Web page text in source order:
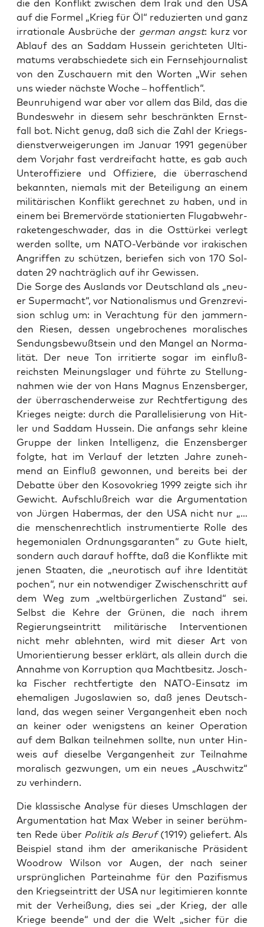
die den Kon­flikt zwi­schen dem Irak und den USA
auf die For­mel „Krieg für Öl“ redu­zier­ten und ganz
irra­tio­na­le Aus­brü­che der ger­man angst: kurz vor
Ablauf des an Sad­dam Hus­sein gerich­te­ten Ulti­
ma­tums ver­ab­schie­de­te sich ein Fern­seh­jour­na­list
von den Zuschau­ern mit den Wor­ten „Wir sehen
uns wie­der nächs­te Woche – hoffentlich“.
Beun­ru­hi­gend war aber vor allem das Bild, das die
Bun­des­wehr in die­sem sehr beschränk­ten Ernst­
fall bot. Nicht genug, daß sich die Zahl der Kriegs­
dienst­ver­wei­ge­run­gen im Janu­ar 1991 gegen­über
dem Vor­jahr fast ver­drei­facht hat­te, es gab auch
Unter­of­fi­zie­re und Offi­zie­re, die über­ra­schend
bekann­ten, nie­mals mit der Betei­li­gung an einem
mili­tä­ri­schen Kon­flikt gerech­net zu haben, und in
einem bei Bre­mer­vör­de sta­tio­nier­ten Flug­ab­wehr­
ra­ke­ten­ge­schwa­der, das in die Ost­tür­kei ver­legt
wer­den soll­te, um NATO-Ver­bän­de vor ira­ki­schen
Angrif­fen zu schüt­zen, berie­fen sich von 170 Sol­
da­ten 29 nach­träg­lich auf ihr Gewissen.
Die Sor­ge des Aus­lands vor Deutsch­land als „neu­
er Super­macht“, vor Natio­na­lis­mus und Grenz­re­vi­
si­on schlug um: in Ver­ach­tung für den jam­mern­
den Rie­sen, des­sen unge­bro­che­nes mora­li­sches
Sen­dungs­be­wußt­sein und den Man­gel an Nor­ma­
li­tät. Der neue Ton irri­tier­te sogar im ein­fluß­
reichs­ten Mei­nungs­la­ger und führ­te zu Stel­lung­
nah­men wie der von Hans Magnus Enzens­ber­ger,
der über­ra­schen­der­wei­se zur Recht­fer­ti­gung des
Krie­ges neig­te: durch die Par­al­le­li­sie­rung von Hit­
ler und Sad­dam Hus­sein. Die anfangs sehr klei­ne
Grup­pe der lin­ken Intel­li­genz, die Enzens­ber­ger
folg­te, hat im Ver­lauf der letz­ten Jah­re zuneh­
mend an Ein­fluß gewon­nen, und bereits bei der
Debat­te über den Koso­vo­krieg 1999 zeig­te sich ihr
Gewicht. Auf­schluß­reich war die Argu­men­ta­ti­on
von Jür­gen Haber­mas, der den USA nicht nur „…
die men­schen­recht­lich instru­men­tier­te Rol­le des
hege­mo­nia­len Ord­nungs­ga­ran­ten“ zu Gute hielt,
son­dern auch dar­auf hoff­te, daß die Kon­flik­te mit
jenen Staa­ten, die „neu­ro­tisch auf ihre Iden­ti­tät
pochen“, nur ein not­wen­di­ger Zwi­schen­schritt auf
dem Weg zum „welt­bür­ger­li­chen Zustand“ sei.
Selbst die Keh­re der Grü­nen, die nach ihrem
Regie­rungs­ein­tritt mili­tä­ri­sche Inter­ven­tio­nen
nicht mehr ablehn­ten, wird mit die­ser Art von
Umori­en­tie­rung bes­ser erklärt, als allein durch die
Annah­me von Kor­rup­ti­on qua Macht­be­sitz. Josch­
ka Fischer recht­fer­tig­te den NATO-Ein­satz im
ehe­ma­li­gen Jugo­sla­wi­en so, daß jenes Deutsch­
land, das wegen sei­ner Ver­gan­gen­heit eben noch
an kei­ner oder wenigs­tens an kei­ner Ope­ra­ti­on
auf dem Bal­kan teil­neh­men soll­te, nun unter Hin­
weis auf die­sel­be Ver­gan­gen­heit zur Teil­nah­me
mora­lisch gezwun­gen, um ein neu­es „Ausch­witz“
zu verhindern.
Die klas­si­sche Ana­ly­se für die­ses Umschla­gen der
Argu­men­ta­ti­on hat Max Weber in sei­ner berühm­
ten Rede überPoli­tik als Beruf(1919) gelie­fert. Als
Bei­spiel stand ihm der ame­ri­ka­ni­sche Prä­si­dent
Wood­row Wil­son vor Augen, der nach sei­ner
ursprüng­li­chen Par­tei­nah­me für den Pazi­fis­mus
den Kriegs­ein­tritt der USA nur legi­ti­mie­ren konn­te
mit der Ver­hei­ßung, dies sei „der Krieg, der alle
Krie­ge been­de“ und der die Welt „sicher für die